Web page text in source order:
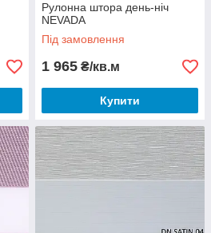
Рулонна штора день-ніч
NEVADA
Під замовлення
1 965 ₴/кв.м
Купити